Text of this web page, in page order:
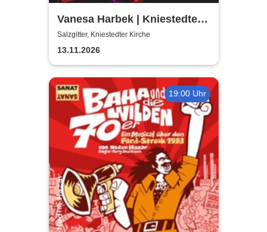
Vanesa Harbek | Kniestedter
Kirche
Salzgitter, Kniestedter Kirche
13.11.2026
19:00 Uhr